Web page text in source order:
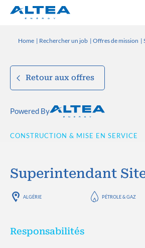
Home Rechercher un job Offres de mission
Retour aux offres
Powered By
CONSTRUCTION & MISE EN SERVICE
Superintendant
ALGÉRIE PÉTROLE & GAZ
Responsabilités